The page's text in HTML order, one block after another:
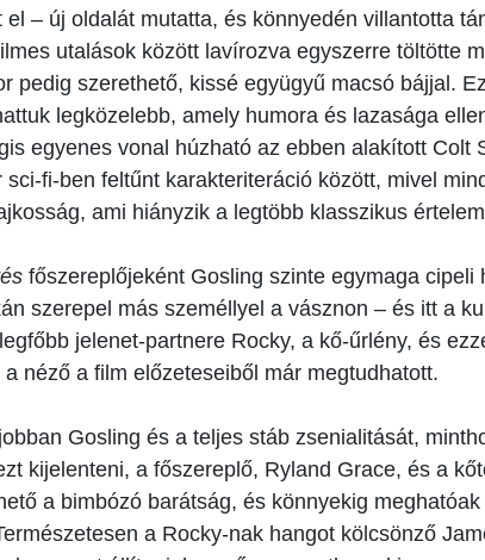
el – új oldalát mutatta, és könnyedén villantotta
utalások között lavírozva egyszerre töltötte
pedig szerethető, kissé együgyű macsó bájjal.
legközelebb, amely humora és lazasága
egyenes vonal húzható az ebben alakított Colt
sci-fi-ben feltűnt karakteriteráció között, mivel
ami hiányzik a legtöbb klasszikus
főszereplőjeként Gosling szinte egymaga cipeli
szerepel más személlyel a vásznon – és itt a
jelenet-partnere Rocky, a kő-űrlény, és
néző a film előzeteseiből már megtudhatott.
Gosling és a teljes stáb zsenialitását,
kijelenteni, a főszereplő, Ryland Grace, és a
a bimbózó barátság, és könnyekig
a Rocky-nak hangot kölcsönző